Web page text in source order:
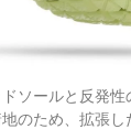
ソールと反発性
のため、拡張し